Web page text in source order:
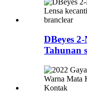
DBeyes
Tahunan